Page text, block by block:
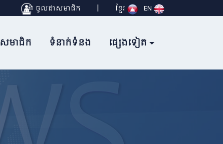
ចូលជាសមាជិក | ខ្មែរ EN
សមាជិក ទំនាក់ទំនង ផ្សេងទៀត